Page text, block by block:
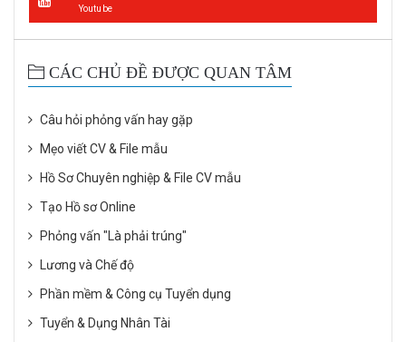
Youtube
CÁC CHỦ ĐỀ ĐƯỢC QUAN TÂM
Câu hỏi phỏng vấn hay gặp
Mẹo viết CV & File mẫu
Hồ Sơ Chuyên nghiệp & File CV mẫu
Tạo Hồ sơ Online
Phỏng vấn "Là phải trúng"
Lương và Chế độ
Phần mềm & Công cụ Tuyển dụng
Tuyển & Dụng Nhân Tài